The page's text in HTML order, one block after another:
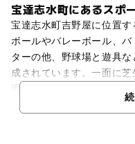
宝達志水町にあるスポ
宝達志水町吉野屋に位置
ボールやバレーボール、
ターの他、野球場と遊具
成されています。一面に